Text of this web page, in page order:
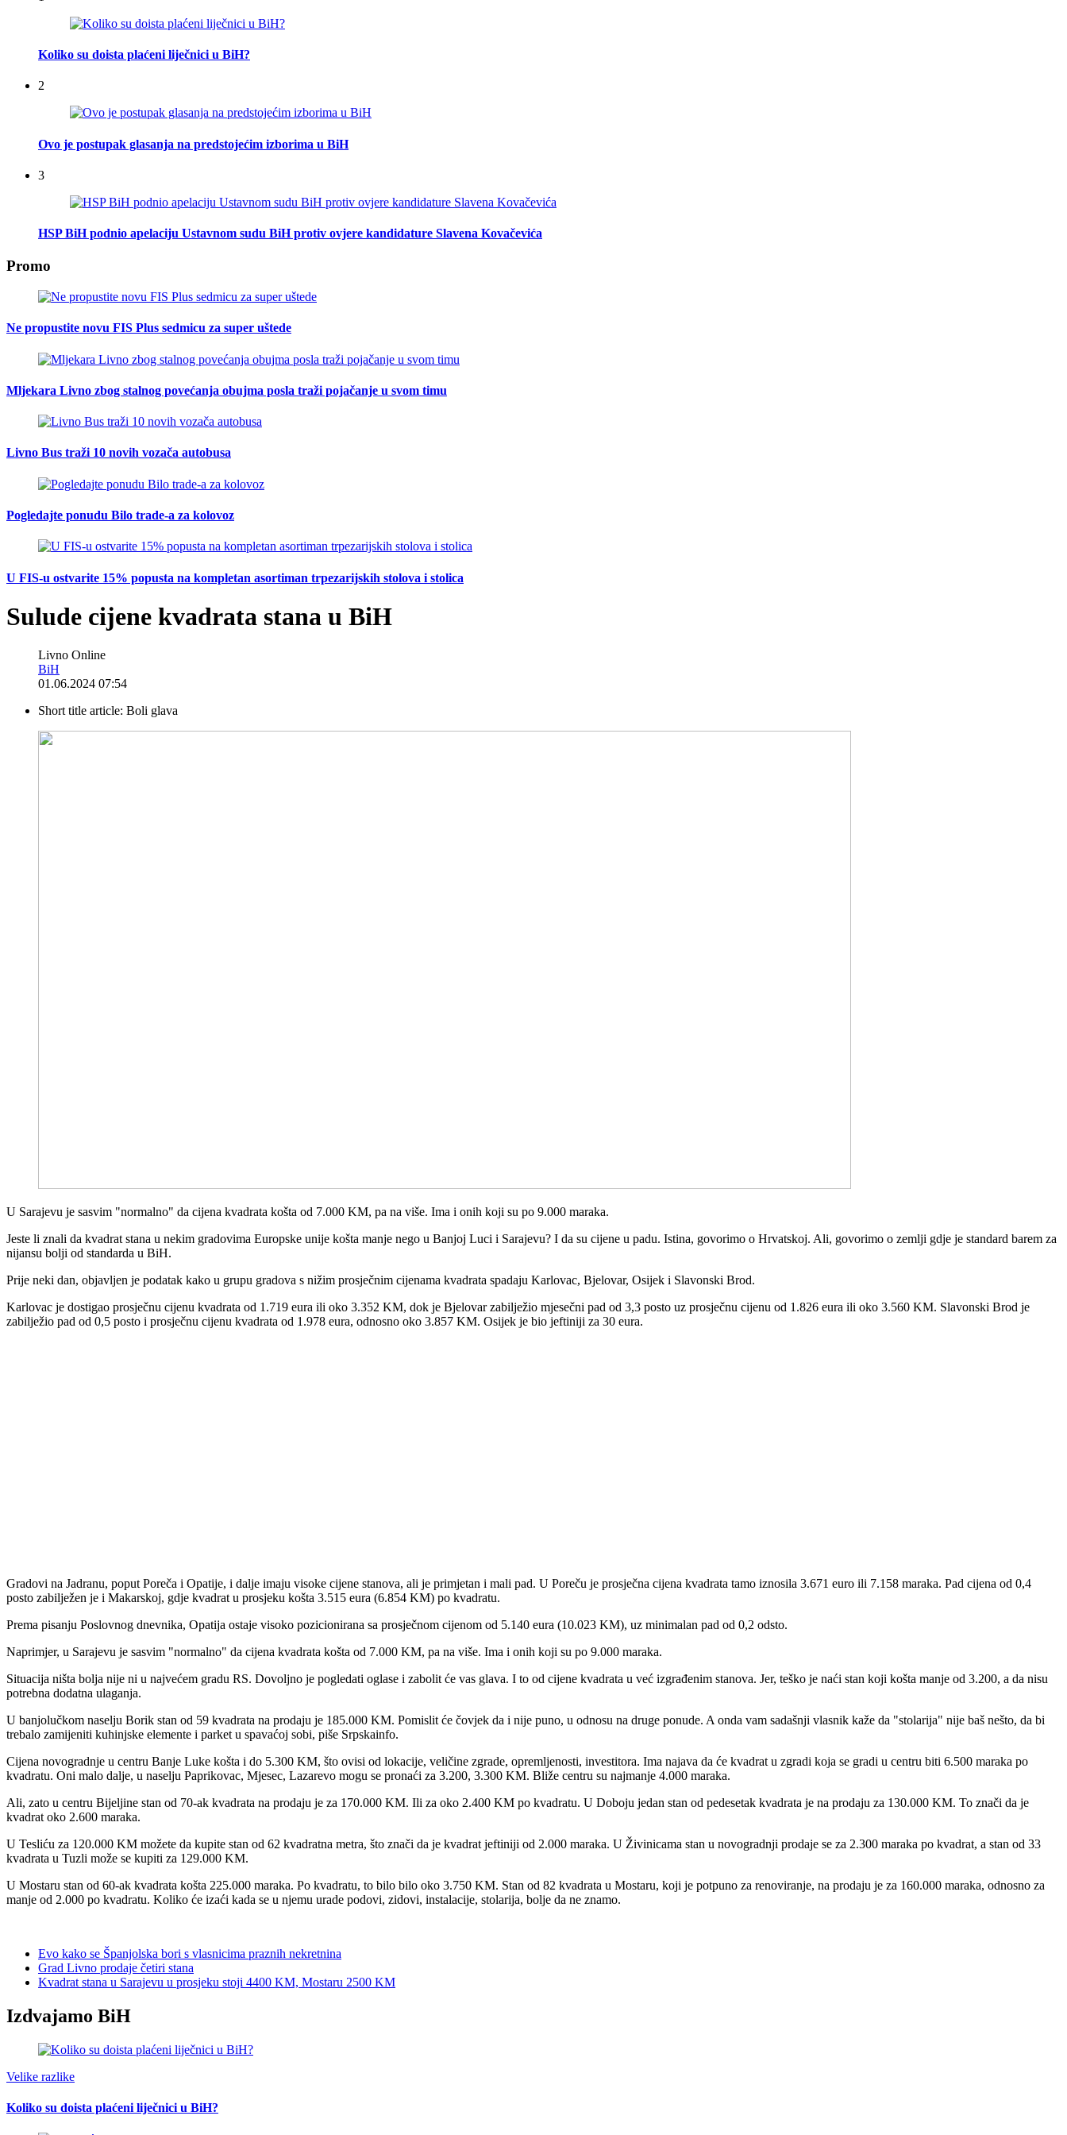
Koliko su doista plaćeni liječnici u BiH?
2
Ovo je postupak glasanja na predstojećim izborima u BiH
3
HSP BiH podnio apelaciju Ustavnom sudu BiH protiv ovjere kandidature Slavena Kovačevića
Promo
Ne propustite novu FIS Plus sedmicu za super uštede
Mljekara Livno zbog stalnog povećanja obujma posla traži pojačanje u svom timu
Livno Bus traži 10 novih vozača autobusa
Pogledajte ponudu Bilo trade-a za kolovoz
U FIS-u ostvarite 15% popusta na kompletan asortiman trpezarijskih stolova i stolica
Sulude cijene kvadrata stana u BiH
Livno Online
BiH
01.06.2024 07:54
Short title article: Boli glava
U Sarajevu je sasvim "normalno" da cijena kvadrata košta od 7.000 KM, pa na više. Ima i onih koji su po 9.000 maraka.
Jeste li znali da kvadrat stana u nekim gradovima Europske unije košta manje nego u Banjoj Luci i Sarajevu? I da su cijene u padu. Istina, govorimo o Hrvatskoj. Ali, govorimo o zemlji gdje je standard barem za
nijansu bolji od standarda u BiH.
Prije neki dan, objavljen je podatak kako u grupu gradova s nižim prosječnim cijenama kvadrata spadaju Karlovac, Bjelovar, Osijek i Slavonski Brod.
Karlovac je dostigao prosječnu cijenu kvadrata od 1.719 eura ili oko 3.352 KM, dok je Bjelovar zabilježio mjesečni pad od 3,3 posto uz prosječnu cijenu od 1.826 eura ili oko 3.560 KM. Slavonski Brod je
zabilježio pad od 0,5 posto i prosječnu cijenu kvadrata od 1.978 eura, odnosno oko 3.857 KM. Osijek je bio jeftiniji za 30 eura.
Gradovi na Jadranu, poput Poreča i Opatije, i dalje imaju visoke cijene stanova, ali je primjetan i mali pad. U Poreču je prosječna cijena kvadrata tamo iznosila 3.671 euro ili 7.158 maraka. Pad cijena od 0,4
posto zabilježen je i Makarskoj, gdje kvadrat u prosjeku košta 3.515 eura (6.854 KM) po kvadratu.
Prema pisanju Poslovnog dnevnika, Opatija ostaje visoko pozicionirana sa prosječnom cijenom od 5.140 eura (10.023 KM), uz minimalan pad od 0,2 odsto.
Naprimjer, u Sarajevu je sasvim "normalno" da cijena kvadrata košta od 7.000 KM, pa na više. Ima i onih koji su po 9.000 maraka.
Situacija ništa bolja nije ni u najvećem gradu RS. Dovoljno je pogledati oglase i zabolit će vas glava. I to od cijene kvadrata u već izgrađenim stanova. Jer, teško je naći stan koji košta manje od 3.200, a da nisu
potrebna dodatna ulaganja.
U banjolučkom naselju Borik stan od 59 kvadrata na prodaju je 185.000 KM. Pomislit će čovjek da i nije puno, u odnosu na druge ponude. A onda vam sadašnji vlasnik kaže da "stolarija" nije baš nešto, da bi
trebalo zamijeniti kuhinjske elemente i parket u spavaćoj sobi, piše Srpskainfo.
Cijena novogradnje u centru Banje Luke košta i do 5.300 KM, što ovisi od lokacije, veličine zgrade, opremljenosti, investitora. Ima najava da će kvadrat u zgradi koja se gradi u centru biti 6.500 maraka po
kvadratu. Oni malo dalje, u naselju Paprikovac, Mjesec, Lazarevo mogu se pronaći za 3.200, 3.300 KM. Bliže centru su najmanje 4.000 maraka.
Ali, zato u centru Bijeljine stan od 70-ak kvadrata na prodaju je za 170.000 KM. Ili za oko 2.400 KM po kvadratu. U Doboju jedan stan od pedesetak kvadrata je na prodaju za 130.000 KM. To znači da je
kvadrat oko 2.600 maraka.
U Tesliću za 120.000 KM možete da kupite stan od 62 kvadratna metra, što znači da je kvadrat jeftiniji od 2.000 maraka. U Živinicama stan u novogradnji prodaje se za 2.300 maraka po kvadrat, a stan od 33
kvadrata u Tuzli može se kupiti za 129.000 KM.
U Mostaru stan od 60-ak kvadrata košta 225.000 maraka. Po kvadratu, to bilo bilo oko 3.750 KM. Stan od 82 kvadrata u Mostaru, koji je potpuno za renoviranje, na prodaju je za 160.000 maraka, odnosno za
manje od 2.000 po kvadratu. Koliko će izaći kada se u njemu urade podovi, zidovi, instalacije, stolarija, bolje da ne znamo.
Evo kako se Španjolska bori s vlasnicima praznih nekretnina
Grad Livno prodaje četiri stana
Kvadrat stana u Sarajevu u prosjeku stoji 4400 KM, Mostaru 2500 KM
Izdvajamo BiH
Velike razlike
Koliko su doista plaćeni liječnici u BiH?